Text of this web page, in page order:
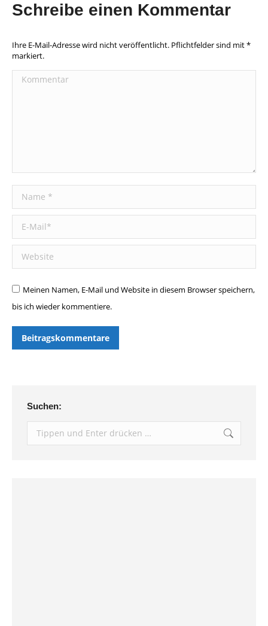
Schreibe einen Kommentar
Ihre E-Mail-Adresse wird nicht veröffentlicht. Pflichtfelder sind mit*
markiert.
Kommentar
Name *
E-Mail *
Website
Meinen Namen, E-Mail und Website in diesem Browser speichern,
bis ich wieder kommentiere.
Beitragskommentare
Suchen: